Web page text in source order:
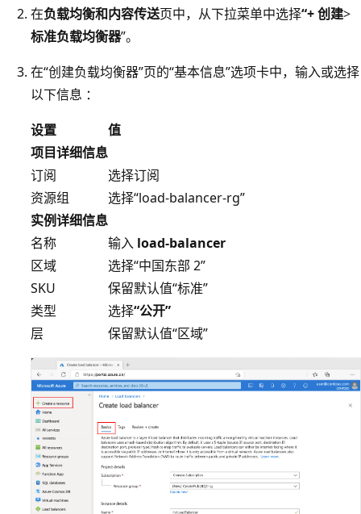
在负载均衡和内容传送页中，从下拉菜单中选择“+ 创建>
标准负载均衡器”。
在“创建负载均衡器”页的“基本信息”选项卡中，输入或选择
以下信息 ：
设置
值
项目详细信息
订阅
选择订阅
资源组
选择“load-balancer-rg”
实例详细信息
名称
输入 load-balancer
区域
选择“中国东部 2”
SKU
保留默认值“标准”
类型
选择“公开”
层
保留默认值“区域”